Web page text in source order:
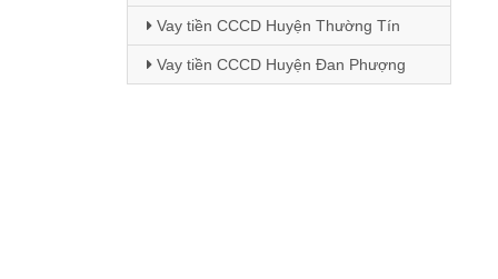
Vay tiền CCCD Huyện Thường Tín
Vay tiền CCCD Huyện Đan Phượng